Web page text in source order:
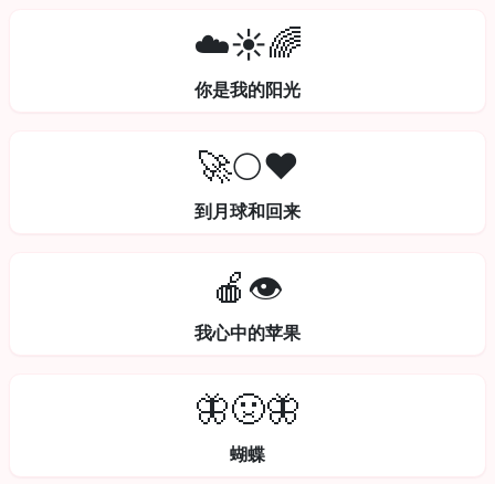
☁️☀️🌈
你是我的阳光
🚀🌕❤️
到月球和回来
🍎👁️
我心中的苹果
🦋🤢🦋
蝴蝶